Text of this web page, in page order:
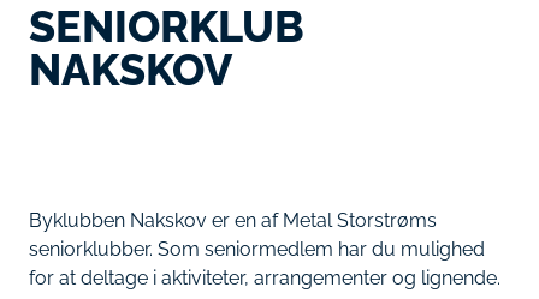
SENIORKLUB
NAKSKOV
Byklubben Nakskov er en af Metal Storstrøms
seniorklubber. Som seniormedlem har du mulighed
for at deltage i aktiviteter, arrangementer og lignende.